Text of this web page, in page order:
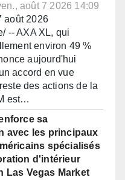
août 7 2026 14:09
août 2026
-- AXA XL, qui
environ 49 %
aujourd'hui
accord en vue
des actions de la
est…
sa
avec les principaux
spécialisés
d'intérieur
Las Vegas Market